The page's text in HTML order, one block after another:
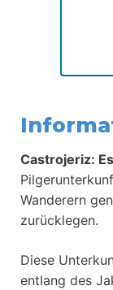
Castrojeriz:
Wanderern
zurücklegen.
Diese
entlang des